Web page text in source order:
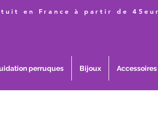
en France à partir de
perruques Bijoux Accessoires